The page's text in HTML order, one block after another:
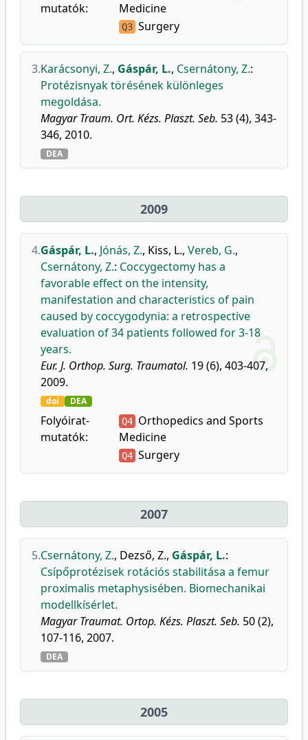
mutatók:
Medicine
Q3 Surgery
3.Karácsonyi, Z., Gáspár, L., Csernátony, Z.:
Protézisnyak törésének különleges
megoldása.
Magyar Traum. Ort. Kézs. Plaszt. Seb. 53 (4), 343-
346, 2010.
DEA
2009
4.Gáspár, L., Jónás, Z., Kiss, L., Vereb, G.,
Csernátony, Z.: Coccygectomy has a
favorable effect on the intensity,
manifestation and characteristics of pain
caused by coccygodynia: a retrospective
evaluation of 34 patients followed for 3-18
years.
Eur. J. Orthop. Surg. Traumatol. 19 (6), 403-407,
2009.
doi DEA
Folyóirat-
mutatók:
Q4 Orthopedics and Sports
Medicine
Q4 Surgery
2007
5.Csernátony, Z., Dezső, Z., Gáspár, L.:
Csípőprotézisek rotációs stabilitása a femur
proximalis metaphysisében. Biomechanikai
modellkísérlet.
Magyar Traumat. Ortop. Kézs. Plaszt. Seb. 50 (2),
107-116, 2007.
DEA
2005